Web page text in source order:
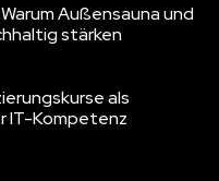
Außensauna und
stärken
als
IT-Kompetenz